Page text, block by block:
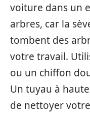
voiture dans un
arbres, car la
tombent des
votre travail.
ou un chiffon
Un tuyau à
de nettoyer